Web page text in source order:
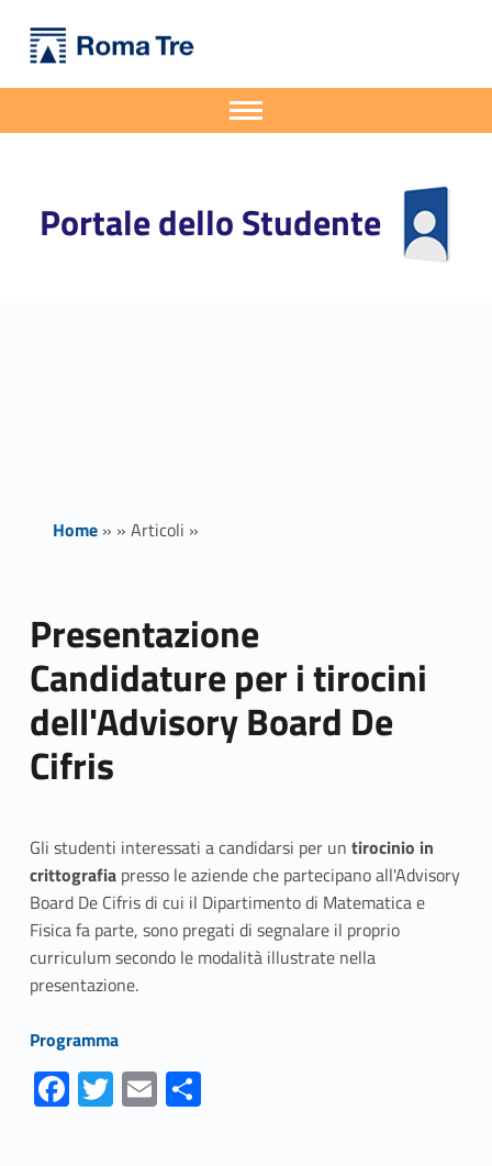
Presentazione Candidature per i tirocini dell'Advisory Board De Cifris - Portale dello Studente
Portale dello Studente
Apri il menu secondario
Header info sidebar
Home» » Articoli »
Presentazione
Candidature per i tirocini
dell'Advisory Board De
Cifris
Gli studenti interessati a candidarsi per un tirocinio in
crittografiapresso le aziende che partecipano all'Advisory
Board De Cifris di cui il Dipartimento di Matematica e
Fisica fa parte, sono pregati di segnalare il proprio
curriculum secondo le modalità illustrate nella
presentazione.
Link identifier #identifier__28512-1
Programma
Fa
ce
T
w
E
m
S